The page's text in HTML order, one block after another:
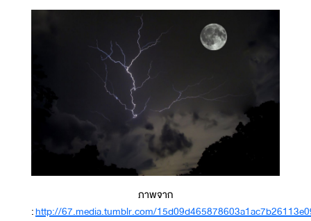
ภาพจาก
:http://67.media.tumblr.com/